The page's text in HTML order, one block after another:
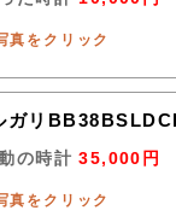
真をクリック
リ
の時計35,000円
真をクリック